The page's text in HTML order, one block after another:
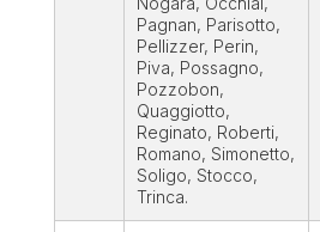
Pagnan, Parisotto,
Pellizzer, Perin,
Piva, Possagno,
Pozzobon,
Quaggiotto,
Reginato, Roberti,
Romano, Simonetto,
Soligo, Stocco,
Trinca.